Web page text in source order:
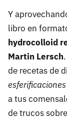
Y
libro en
hydrocolloid
Martin Lersch
de recetas de
esferificaciones
a tus
de trucos